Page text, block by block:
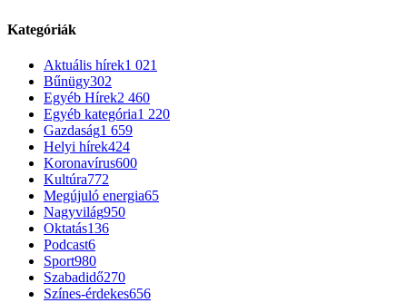
Kategóriák
Aktuális hírek1 021
Bűnügy302
Egyéb Hírek2 460
Egyéb kategória1 220
Gazdaság1 659
Helyi hírek424
Koronavírus600
Kultúra772
Megújuló energia65
Nagyvilág950
Oktatás136
Podcast6
Sport980
Szabadidő270
Színes-érdekes656